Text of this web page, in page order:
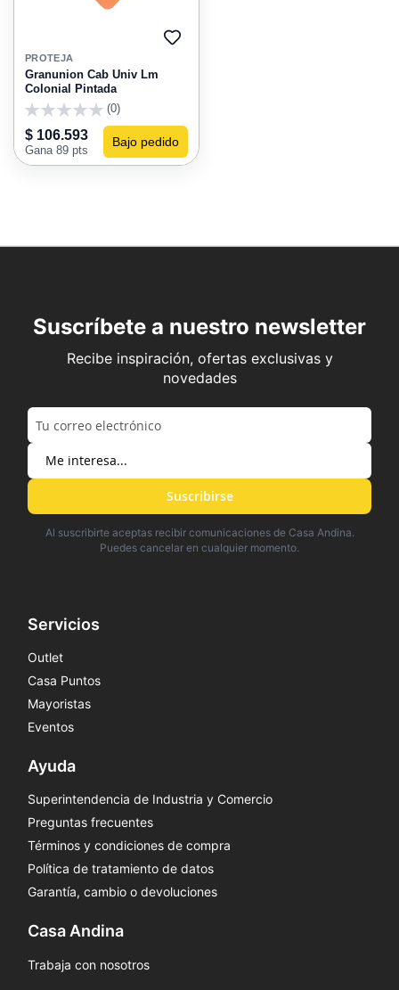
AGREGAR
PROTEJA
Granunion Cab Univ Lm
Colonial Pintada
(0)
$ 106.593
Gana 89 pts
Bajo pedido
Suscríbete a nuestro newsletter
Recibe inspiración, ofertas exclusivas y
novedades
Suscribirse
Al suscribirte aceptas recibir comunicaciones de Casa Andina.
Puedes cancelar en cualquier momento.
Servicios
Outlet
Casa Puntos
Mayoristas
Eventos
Ayuda
Superintendencia de Industria y Comercio
Preguntas frecuentes
Términos y condiciones de compra
Política de tratamiento de datos
Garantía, cambio o devoluciones
Casa Andina
Trabaja con nosotros